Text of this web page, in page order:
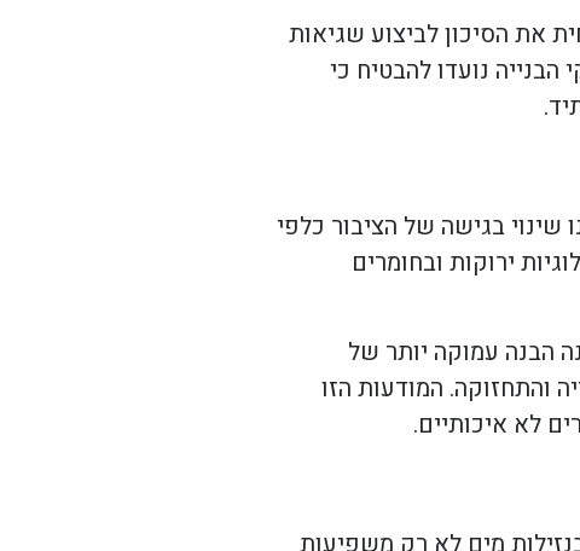
את הסיכון לביצוע שגיאות
נועדו להבטיח כי
שינוי בגישה של הציבור כלפי
ירוקות ובחומרים
הבנה עמוקה יותר של
והתחזוקה. המודעות הזו
לא איכותיים.
מים לא רק משפיעות